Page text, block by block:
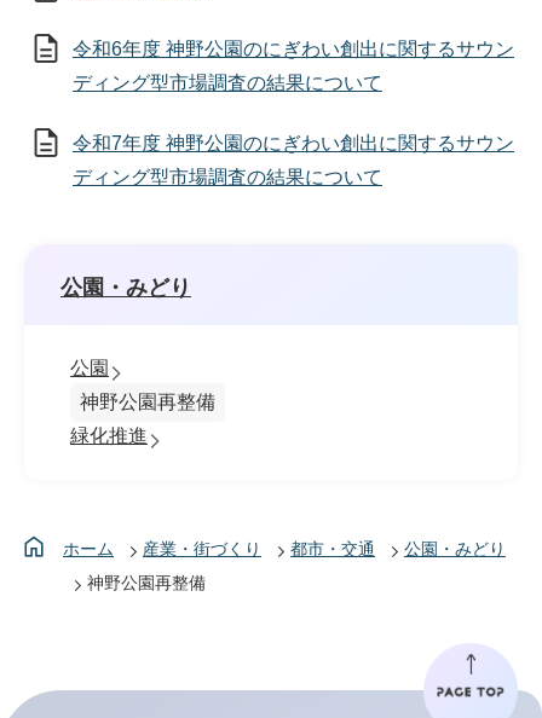
令和6年度 神野公園のにぎわい創出に関するサウン
ディング型市場調査の結果について
令和7年度 神野公園のにぎわい創出に関するサウン
ディング型市場調査の結果について
公園・みどり
公園
神野公園再整備
緑化推進
ホーム 産業・街づくり 都市・交通
公園・みどり
神野公園再整備